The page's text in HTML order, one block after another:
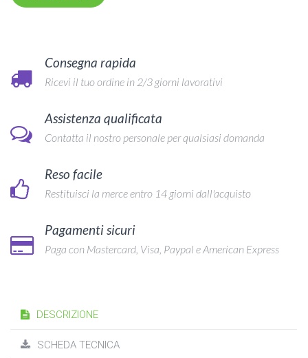
Consegna rapida
Ricevi il tuo ordine in 2/3 giorni lavorativi
Assistenza qualificata
Contatta il nostro personale per qualsiasi domanda
Reso facile
Restituisci la merce entro 14 giorni dall'acquisto
Pagamenti sicuri
Paga con Mastercard, Visa, Paypal e American Express
DESCRIZIONE
SCHEDA TECNICA